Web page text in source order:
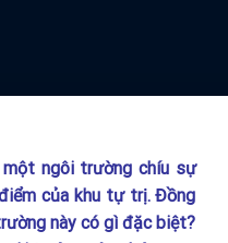
một ngôi trường chíu sự
của khu tự trị. Đồng
này có gì đặc biệt?